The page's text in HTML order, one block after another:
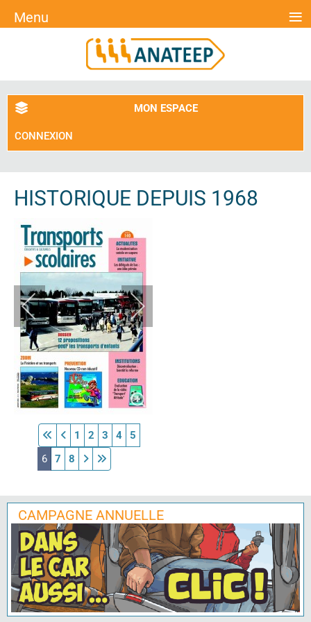
MON ESPACE
CONNEXION
HISTORIQUE DEPUIS 1968
1 2 3 4
5
6
7 8
CAMPAGNE ANNUELLE
Menu ≡